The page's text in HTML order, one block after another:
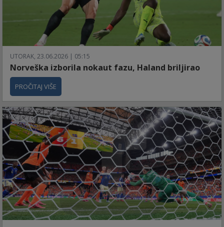
UTORAK, 23.06.2026 | 05:15
Norveška izborila nokaut fazu, Haland briljirao
PROČITAJ VIŠE